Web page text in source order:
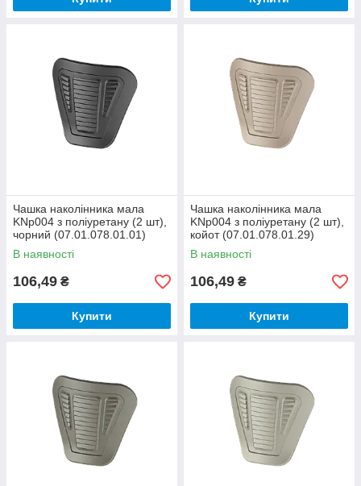
Чашка наколінника мала
KNp004 з поліуретану (2 шт),
чорний (07.01.078.01.01)
В наявності
106,49 ₴
Купити
Чашка наколінника мала
KNp004 з поліуретану (2 шт),
койот (07.01.078.01.29)
В наявності
106,49 ₴
Купити